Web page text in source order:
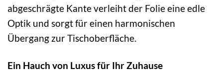
abgeschrägte Kante verleiht der Folie eine edle
Optik und sorgt für einen harmonischen
Übergang zur Tischoberfläche.
Ein Hauch von Luxus für Ihr Zuhause